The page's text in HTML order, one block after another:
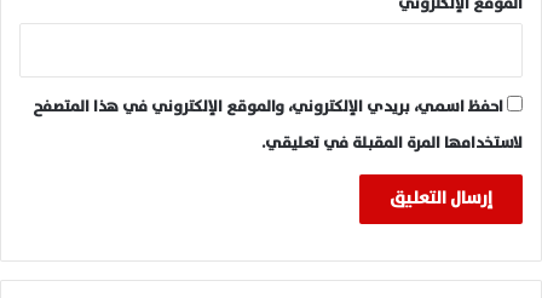
احفظ اسمي، بريدي الإلكتروني، والموقع الإلكتروني في هذا المتصفح
لاستخدامها المرة المقبلة في تعليقي.